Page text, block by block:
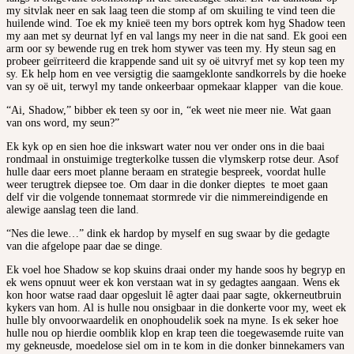
my sitvlak neer en sak laag teen die stomp af om skuiling te vind teen die
huilende wind. Toe ek my knieë teen my bors optrek kom hyg Shadow teen
my aan met sy deurnat lyf en val langs my neer in die nat sand. Ek gooi een
arm oor sy bewende rug en trek hom stywer vas teen my. Hy steun sag en
probeer geïrriteerd die krappende sand uit sy oë uitvryf met sy kop teen my
sy. Ek help hom en vee versigtig die saamgeklonte sandkorrels by die hoeke
van sy oë uit, terwyl my tande onkeerbaar opmekaar klapper van die koue.
“Ai, Shadow,” bibber ek teen sy oor in, “ek weet nie meer nie. Wat gaan
van ons word, my seun?”
Ek kyk op en sien hoe die inkswart water nou ver onder ons in die baai
rondmaal in onstuimige tregterkolke tussen die vlymskerp rotse deur. Asof
hulle daar eers moet planne beraam en strategie bespreek, voordat hulle
weer terugtrek diepsee toe. Om daar in die donker dieptes te moet gaan
delf vir die volgende tonnemaat stormrede vir die nimmereindigende en
alewige aanslag teen die land.
“Nes die lewe…” dink ek hardop by myself en sug swaar by die gedagte
van die afgelope paar dae se dinge.
Ek voel hoe Shadow se kop skuins draai onder my hande soos hy begryp en
ek wens opnuut weer ek kon verstaan wat in sy gedagtes aangaan. Wens ek
kon hoor watse raad daar opgesluit lê agter daai paar sagte, okkerneutbruin
kykers van hom. Al is hulle nou onsigbaar in die donkerte voor my, weet ek
hulle bly onvoorwaardelik en onophoudelik soek na myne. Is ek seker hoe
hulle nou op hierdie oomblik klop en krap teen die toegewasemde ruite van
my gekneusde, moedelose siel om in te kom in die donker binnekamers van